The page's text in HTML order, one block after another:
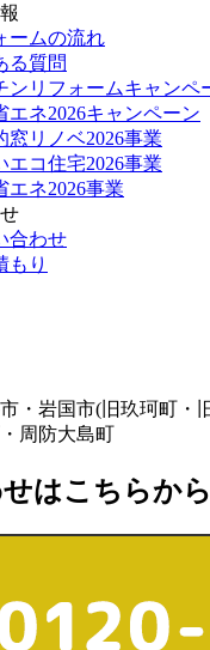
ームの流れ
る質問
ンリフォームキャンペ
エネ2026キャンペーン
窓リノベ2026事業
エコ住宅2026事業
エネ2026事業
合わせ
もり
・岩国市(旧玖珂町・
周防大島町
はこちらから